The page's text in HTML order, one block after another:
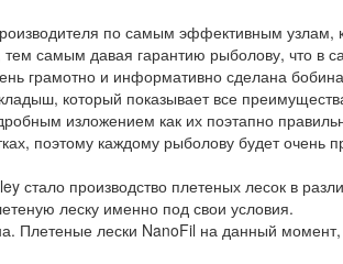
по самым эффективным узлам,
тем самым давая гарантию рыболову, что в
грамотно и информативно сделана
который показывает все
изложением как их поэтапно
поэтому каждому рыболову будет очень
производство плетеных лесок в
леску именно под свои условия.
Плетеные лески NanoFil на данный момент,